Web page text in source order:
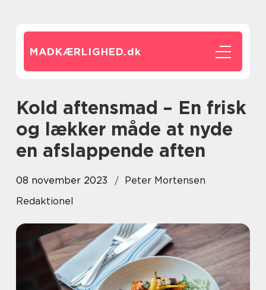
MADKÆRLIGHED.dk
Kold aftensmad – En frisk
og lækker måde at nyde
en afslappende aften
08 november 2023
Peter Mortensen
Redaktionel